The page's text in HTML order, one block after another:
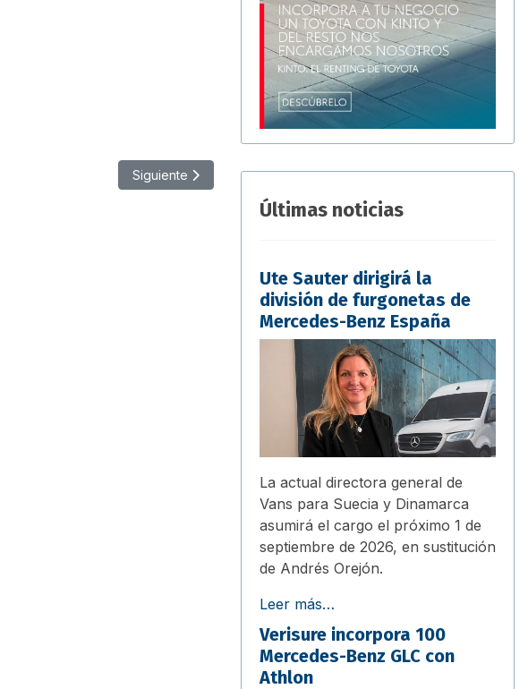
Artículo siguiente: PSA compra Opel / Vauxhall
Siguiente
Últimas noticias
Ute Sauter dirigirá la
división de furgonetas de
Mercedes-Benz España
La actual directora general de
Vans para Suecia y Dinamarca
asumirá el cargo el próximo 1 de
septiembre de 2026, en sustitución
de Andrés Orejón.
Leer más…
Verisure incorpora 100
Mercedes-Benz GLC con
Athlon